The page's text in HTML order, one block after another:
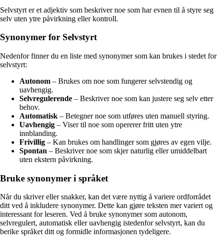
Selvstyrt er et adjektiv som beskriver noe som har evnen til å styre seg
selv uten ytre påvirkning eller kontroll.
Synonymer for Selvstyrt
Nedenfor finner du en liste med synonymer som kan brukes i stedet for
selvstyrt:
Autonom – Brukes om noe som fungerer selvstendig og
uavhengig.
Selvregulerende – Beskriver noe som kan justere seg selv etter
behov.
Automatisk – Betegner noe som utføres uten manuell styring.
Uavhengig – Viser til noe som opererer fritt uten ytre
innblanding.
Frivillig – Kan brukes om handlinger som gjøres av egen vilje.
Spontan – Beskriver noe som skjer naturlig eller umiddelbart
uten ekstern påvirkning.
Bruke synonymer i språket
Når du skriver eller snakker, kan det være nyttig å variere ordforrådet
ditt ved å inkludere synonymer. Dette kan gjøre teksten mer variert og
interessant for leseren. Ved å bruke synonymer som autonom,
selvregulert, automatisk eller uavhengig istedenfor selvstyrt, kan du
berike språket ditt og formidle informasjonen tydeligere.